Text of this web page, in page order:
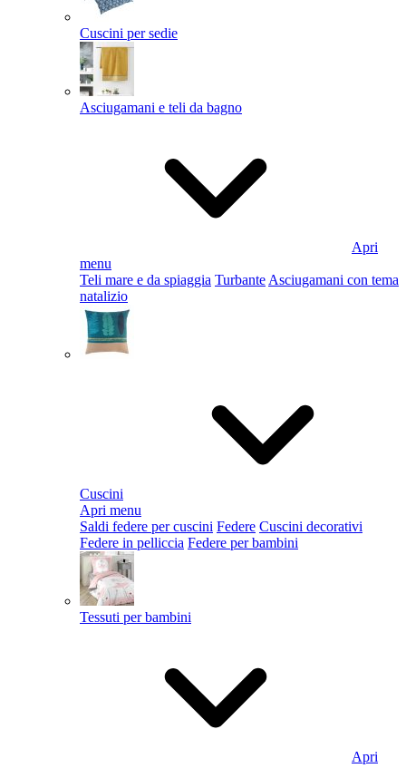
Cuscini per sedie
Asciugamani e teli da bagno
Apri
menu
Teli mare e da spiaggia Turbante Asciugamani con tema
natalizio
Cuscini
Apri menu
Saldi federe per cuscini Federe Cuscini decorativi
Federe in pelliccia Federe per bambini
Tessuti per bambini
Apri